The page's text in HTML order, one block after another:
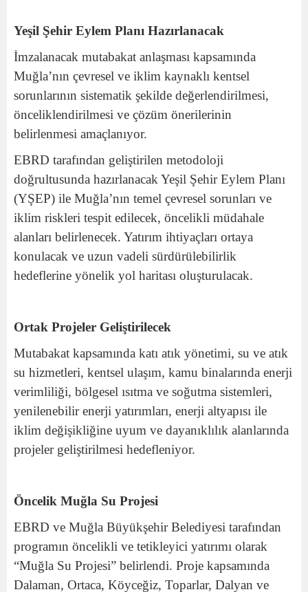
Yeşil Şehir Eylem Planı Hazırlanacak
İmzalanacak mutabakat anlaşması kapsamında
Muğla’nın çevresel ve iklim kaynaklı kentsel
sorunlarının sistematik şekilde değerlendirilmesi,
önceliklendirilmesi ve çözüm önerilerinin
belirlenmesi amaçlanıyor.
EBRD tarafından geliştirilen metodoloji
doğrultusunda hazırlanacak Yeşil Şehir Eylem Planı
(YŞEP) ile Muğla’nın temel çevresel sorunları ve
iklim riskleri tespit edilecek, öncelikli müdahale
alanları belirlenecek. Yatırım ihtiyaçları ortaya
konulacak ve uzun vadeli sürdürülebilirlik
hedeflerine yönelik yol haritası oluşturulacak.
Ortak Projeler Geliştirilecek
Mutabakat kapsamında katı atık yönetimi, su ve atık
su hizmetleri, kentsel ulaşım, kamu binalarında enerji
verimliliği, bölgesel ısıtma ve soğutma sistemleri,
yenilenebilir enerji yatırımları, enerji altyapısı ile
iklim değişikliğine uyum ve dayanıklılık alanlarında
projeler geliştirilmesi hedefleniyor.
Öncelik Muğla Su Projesi
EBRD ve Muğla Büyükşehir Belediyesi tarafından
programın öncelikli ve tetikleyici yatırımı olarak
“Muğla Su Projesi” belirlendi. Proje kapsamında
Dalaman, Ortaca, Köyceğiz, Toparlar, Dalyan ve